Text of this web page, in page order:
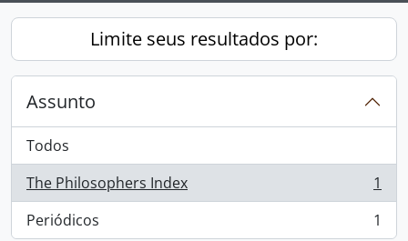
Limite seus resultados por:
Assunto
Todos
The Philosophers Index
, 1 resultados
1
Periódicos
, 1 resultados 1